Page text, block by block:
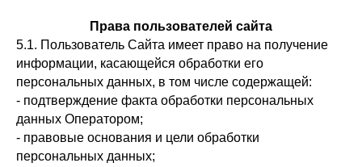
Права пользователей сайта
5.1. Пользователь Сайта имеет право на получение
информации, касающейся обработки его
персональных данных, в том числе содержащей:
- подтверждение факта обработки персональных
данных Оператором;
- правовые основания и цели обработки
персональных данных;